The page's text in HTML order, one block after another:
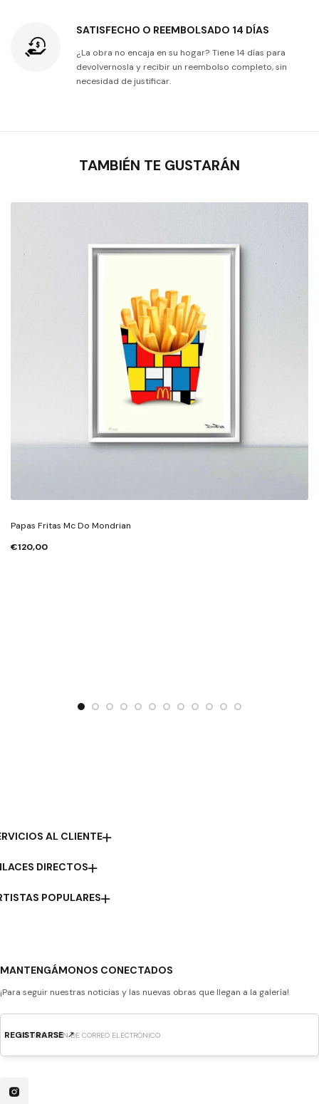
SATISFECHO O REEMBOLSADO 14 DÍAS
¿La obra no encaja en su hogar? Tiene 14 días para
devolvernosla y recibir un reembolso completo, sin
necesidad de justificar.
TAMBIÉN TE GUSTARÁN
Papas Fritas Mc Do Mondrian
€120,00
AL CLIENTE
DIRECTOS
POPULARES
MANTENGÁMONOS CONECTADOS
¡Para seguir nuestras noticias y las nuevas obras que llegan a la galería!
REGISTRARSE